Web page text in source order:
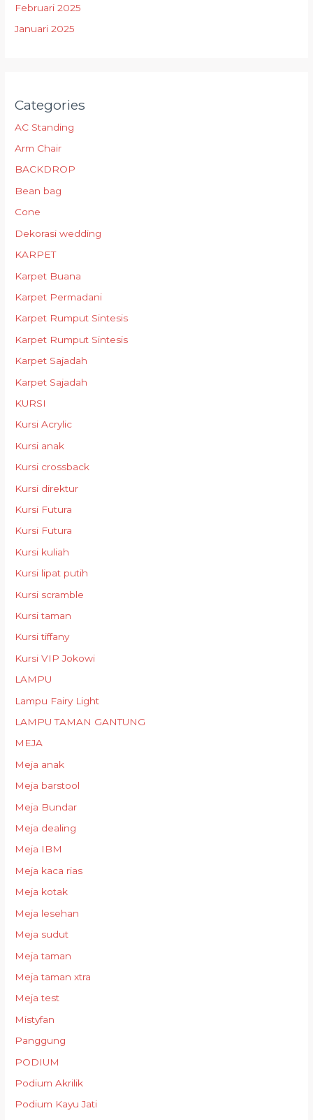
Februari 2025
Januari 2025
Categories
AC Standing
Arm Chair
BACKDROP
Bean bag
Cone
Dekorasi wedding
KARPET
Karpet Buana
Karpet Permadani
Karpet Rumput Sintesis
Karpet Rumput Sintesis
Karpet Sajadah
Karpet Sajadah
KURSI
Kursi Acrylic
Kursi anak
Kursi crossback
Kursi direktur
Kursi Futura
Kursi Futura
Kursi kuliah
Kursi lipat putih
Kursi scramble
Kursi taman
Kursi tiffany
Kursi VIP Jokowi
LAMPU
Lampu Fairy Light
LAMPU TAMAN GANTUNG
MEJA
Meja anak
Meja barstool
Meja Bundar
Meja dealing
Meja IBM
Meja kaca rias
Meja kotak
Meja lesehan
Meja sudut
Meja taman
Meja taman xtra
Meja test
Mistyfan
Panggung
PODIUM
Podium Akrilik
Podium Kayu Jati